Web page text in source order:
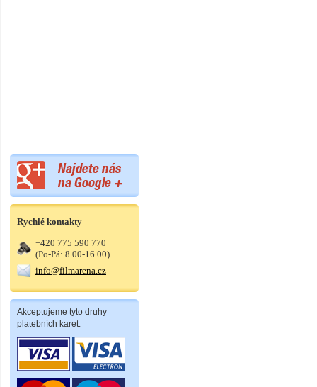
Rychlé kontakty
+420 775 590 770
(Po-Pá: 8.00-16.00)
info@filmarena.cz
Akceptujeme tyto druhy
platebních karet: